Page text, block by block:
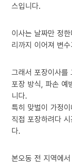
스입니다.
이사는 날짜만 정한
리까지 이어져 변
그래서 포장이사를
포장 방식, 파손 예
니다.
특히 맞벌이 가정
직접 포장하려다
다.
본오동 전 지역에